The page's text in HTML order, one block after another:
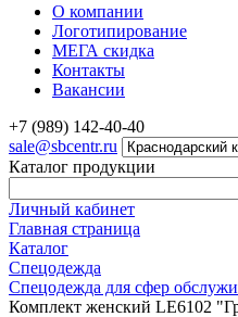
О компании
Логотипирование
МЕГА скидка
Контакты
Вакансии
+7 (989) 142-40-40
sale@sbcentr.ru
Каталог продукции
Личный кабинет
Главная страница
Каталог
Спецодежда
Спецодежда для сфер
Комплект женский LЕ6102